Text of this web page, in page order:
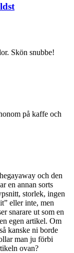
Skön snubbe!
på kaffe och
och den
en annan sorts
storlek, ingen
eller inte, men
snarare ut som en
egen artikel. Om
kanske ni borde
man ju förbi
ovan?